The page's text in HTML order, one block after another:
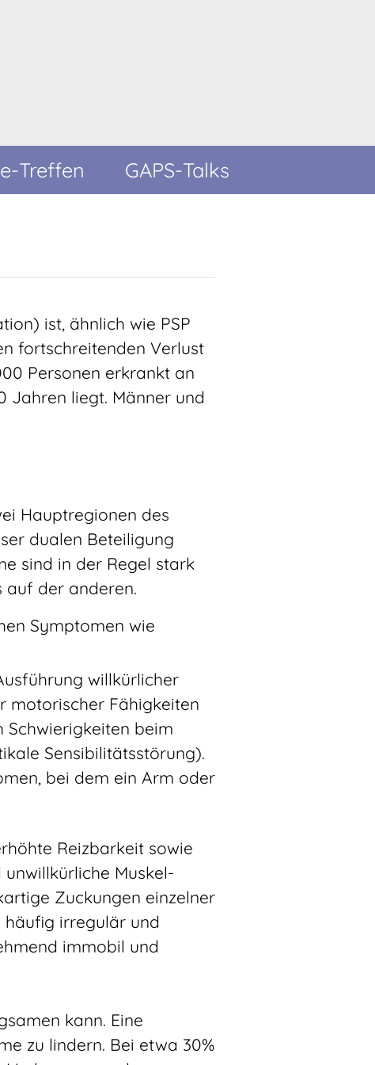
Treffen GAPS-Talks
ist, ähnlich wie PSP
fortschreitenden Verlust
Personen erkrankt an
Jahren liegt. Männer und
Hauptregionen des
dualen Beteiligung
sind in der Regel stark
der anderen.
Symptomen wie
willkürlicher
motorischer Fähigkeiten
Schwierigkeiten beim
Sensibilitätsstörung).
bei dem ein Arm oder
Reizbarkeit sowie
Muskel-
Zuckungen einzelner
häufig irregulär und
immobil und
kann. Eine
zu lindern. Bei etwa 30%